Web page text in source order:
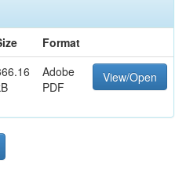
Format
Adobe
PDF
View/Open